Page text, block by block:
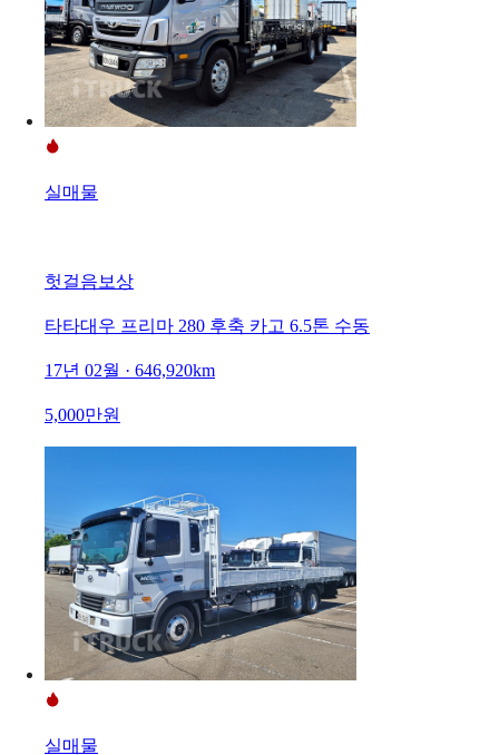
실매물
헛걸음보상
타타대우 프리마 280 후축 카고 6.5톤 수동
17년 02월 · 646,920km
5,000만원
실매물